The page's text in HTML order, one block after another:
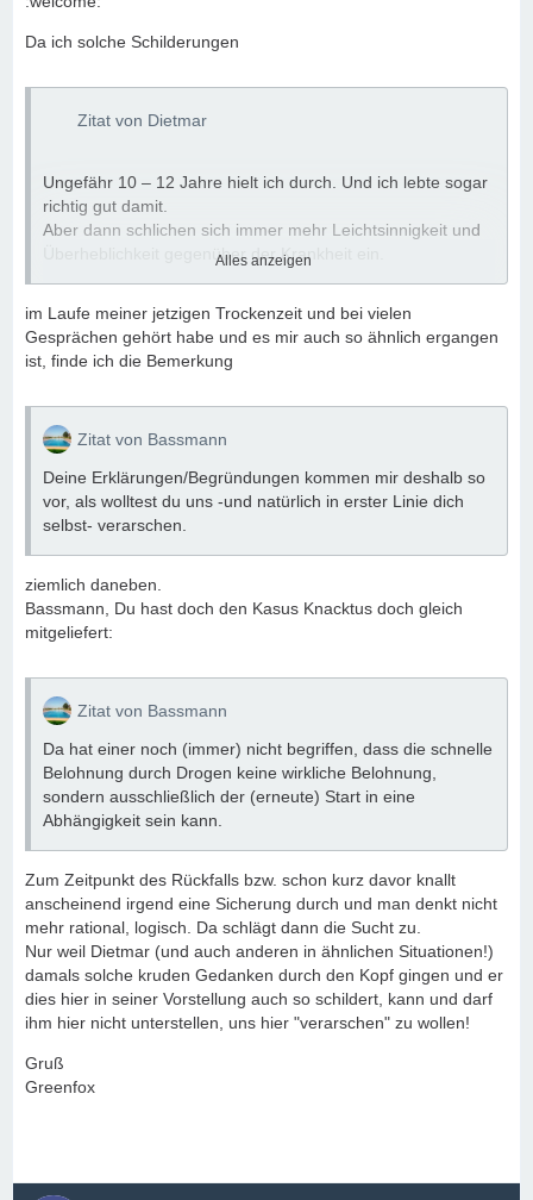
Da ich solche Schilderungen
Zitat von Dietmar
Ungefähr 10 – 12 Jahre hielt ich durch. Und ich lebte sogar
richtig gut damit.
Aber dann schlichen sich immer mehr Leichtsinnigkeit und
Überheblichkeit gegenüber der Krankheit ein.
„Wegen einem Glas habe ich das noch lässig unter
Kontrolle.“
„Ein wenig Belohnung darf nun allmählich schon mal sein.“
Damals war mir nicht bewusst, dass dies längst schon
wieder nasses Denken war.
In denen sich die Krankheit immer mehr zurück geschlichen
hat.
Alles anzeigen
im Laufe meiner jetzigen Trockenzeit und bei vielen
Gesprächen gehört habe und es mir auch so ähnlich ergangen
ist, finde ich die Bemerkung
Zitat von Bassmann
Deine Erklärungen/Begründungen kommen mir deshalb so
vor, als wolltest du uns -und natürlich in erster Linie dich
selbst- verarschen.
ziemlich daneben.
Bassmann, Du hast doch den Kasus Knacktus doch gleich
mitgeliefert:
Zitat von Bassmann
Da hat einer noch (immer) nicht begriffen, dass die schnelle
Belohnung durch Drogen keine wirkliche Belohnung,
sondern ausschließlich der (erneute) Start in eine
Abhängigkeit sein kann.
Zum Zeitpunkt des Rückfalls bzw. schon kurz davor knallt
anscheinend irgend eine Sicherung durch und man denkt nicht
mehr rational, logisch. Da schlägt dann die Sucht zu.
Nur weil Dietmar (und auch anderen in ähnlichen Situationen!)
damals solche kruden Gedanken durch den Kopf gingen und er
dies hier in seiner Vorstellung auch so schildert, kann und darf
ihm hier nicht unterstellen, uns hier "verarschen" zu wollen!
Gruß
Greenfox